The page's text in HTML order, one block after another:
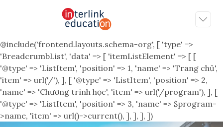
@include('frontend.layouts.schema-org', [ 'type' =>
'BreadcrumbList', 'data' => [ 'itemListElement' => [ [
'@type' => 'ListItem', 'position' => 1, 'name' => 'Trang chủ',
'item' => url('/'), ], [ '@type' => 'ListItem', 'position' => 2,
'name' => 'Chương trình học', 'item' => url('/program'), ], [
'@type' => 'ListItem', 'position' => 3, 'name' => $program-
>name, 'item' => url()->current(), ], ], ], ])